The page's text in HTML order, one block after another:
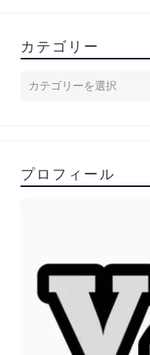
カテゴリー
プロフィール